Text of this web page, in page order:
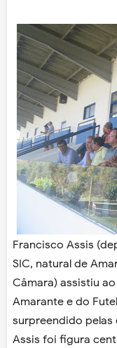
Francisco Assis
SIC, natural de
Câmara) assistiu
Amarante e do
surpreendido
Assis foi figura